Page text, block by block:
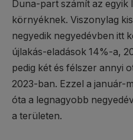
Duna-part számít az egyik
környéknek. Viszonylag
negyedik negyedévben itt
újlakás-eladások 14%-a,
pedig két és félszer annyi
2023-ban. Ezzel a január-
óta a legnagyobb
a területen.